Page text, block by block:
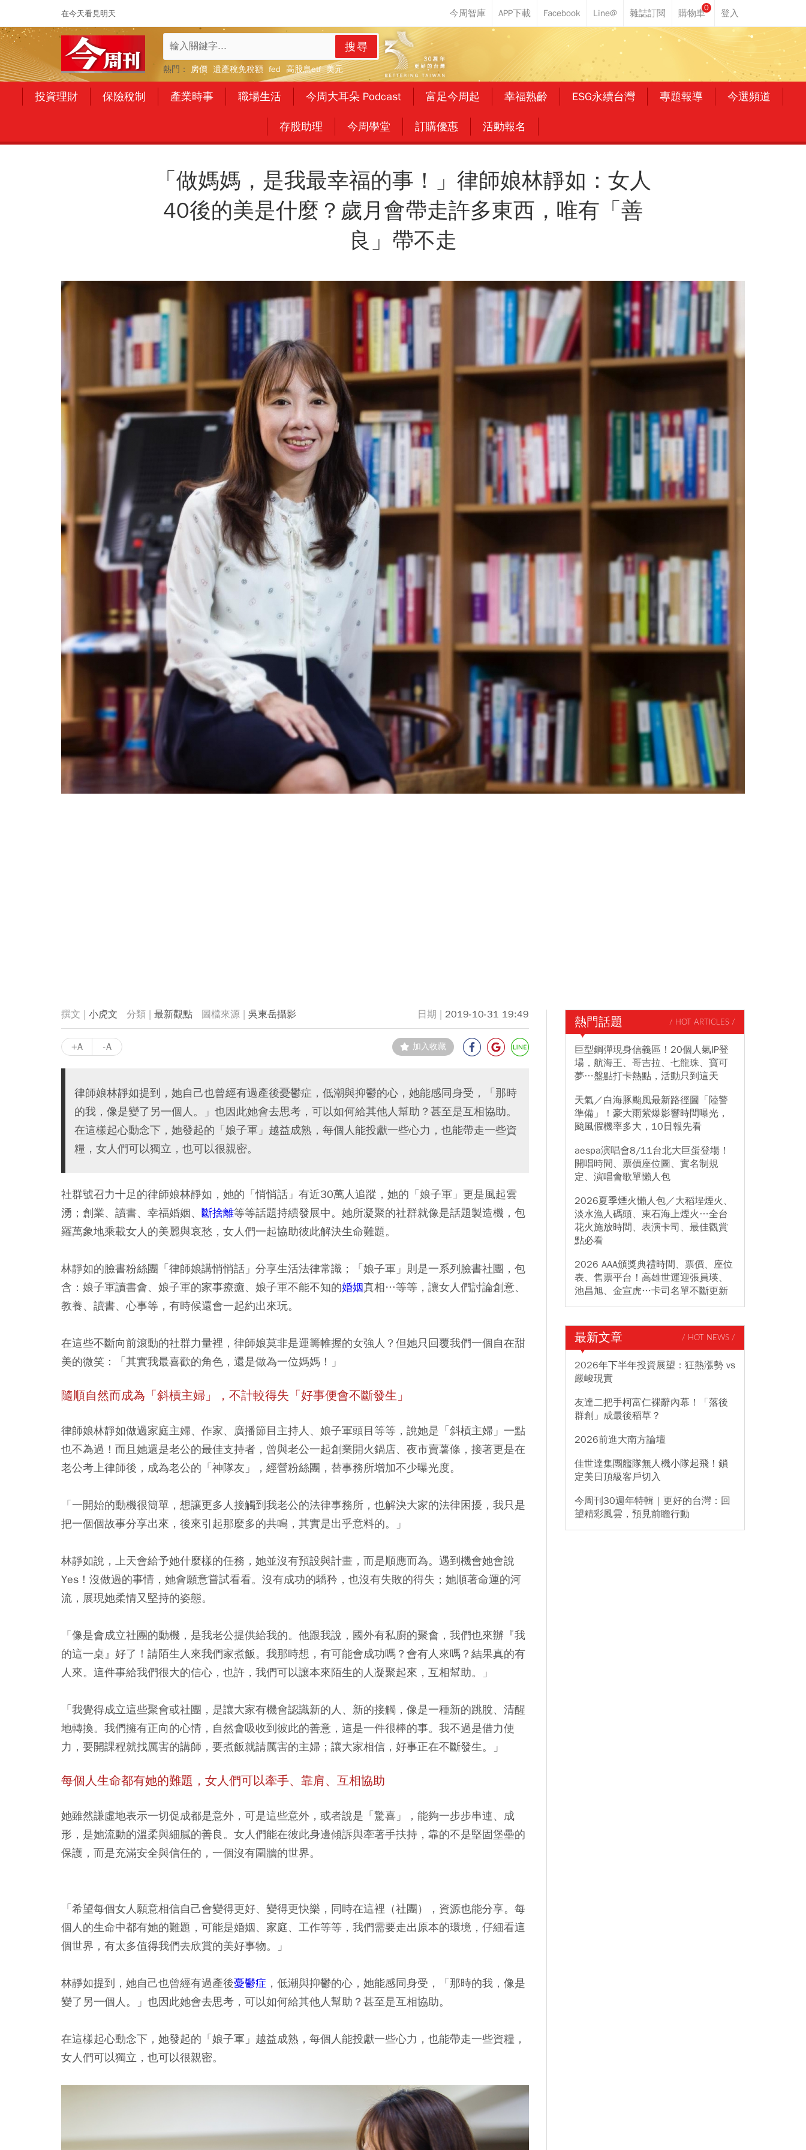
在今天看見明天
0
搜尋
熱門： 房價 遺產稅免稅額 fed 高股息etf 美元
投資理財 保險稅制 產業時事 職場生活 今周大耳朵 Podcast 富足今周起 幸福熟齡 ESG永續台灣 專題報導 今選頻道
存股助理 今周學堂 訂購優惠 活動報名
「做媽媽，是我最幸福的事！」律師娘林靜如：女人
40後的美是什麼？歲月會帶走許多東西，唯有「善
良」帶不走
小虎文 最新觀點 吳東岳攝影 2019-10-31 19:49
+A -A 加入收藏
律師娘林靜如提到，她自己也曾經有過產後憂鬱症，低潮與抑鬱的心，她能感同身受，「那時
的我，像是變了另一個人。」也因此她會去思考，可以如何給其他人幫助？甚至是互相協助。
在這樣起心動念下，她發起的「娘子軍」越益成熟，每個人能投獻一些心力，也能帶走一些資
糧，女人們可以獨立，也可以很親密。
社群號召力十足的律師娘林靜如，她的「悄悄話」有近30萬人追蹤，她的「娘子軍」更是風起雲
湧；創業、讀書、幸福婚姻、 斷捨離等等話題持續發展中。她所凝聚的社群就像是話題製造機，包
羅萬象地乘載女人的美麗與哀愁，女人們一起協助彼此解決生命難題。
林靜如的臉書粉絲團「律師娘講悄悄話」分享生活法律常識；「娘子軍」則是一系列臉書社團，包
含：娘子軍讀書會、娘子軍的家事療癒、娘子軍不能不知的婚姻真相…等等，讓女人們討論創意、
教養、讀書、心事等，有時候還會一起約出來玩。
在這些不斷向前滾動的社群力量裡，律師娘莫非是運籌帷握的女強人？但她只回覆我們一個自在甜
美的微笑：「其實我最喜歡的角色，還是做為一位媽媽！」
隨順自然而成為「斜槓主婦」，不計較得失「好事便會不斷發生」
律師娘林靜如做過家庭主婦、作家、廣播節目主持人、娘子軍頭目等等，說她是「斜槓主婦」一點
也不為過！而且她還是老公的最佳支持者，曾與老公一起創業開火鍋店、夜市賣薯條，接著更是在
老公考上律師後，成為老公的「神隊友」，經營粉絲團，替事務所增加不少曝光度。
「一開始的動機很簡單，想讓更多人接觸到我老公的法律事務所，也解決大家的法律困擾，我只是
把一個個故事分享出來，後來引起那麼多的共鳴，其實是出乎意料的。」
林靜如說，上天會給予她什麼樣的任務，她並沒有預設與計畫，而是順應而為。遇到機會她會說
Yes！沒做過的事情，她會願意嘗試看看。沒有成功的驕矜，也沒有失敗的得失；她順著命運的河
流，展現她柔情又堅持的姿態。
「像是會成立社團的動機，是我老公提供給我的。他跟我說，國外有私廚的聚會，我們也來辦『我
的這一桌』好了！請陌生人來我們家煮飯。我那時想，有可能會成功嗎？會有人來嗎？結果真的有
人來。這件事給我們很大的信心，也許，我們可以讓本來陌生的人凝聚起來，互相幫助。」
「我覺得成立這些聚會或社團，是讓大家有機會認識新的人、新的接觸，像是一種新的跳脫、清醒
地轉換。我們擁有正向的心情，自然會吸收到彼此的善意，這是一件很棒的事。我不過是借力使
力，要開課程就找厲害的講師，要煮飯就請厲害的主婦；讓大家相信，好事正在不斷發生。」
每個人生命都有她的難題，女人們可以牽手、靠肩、互相協助
她雖然謙虛地表示一切促成都是意外，可是這些意外，或者說是「驚喜」，能夠一步步串連、成
形，是她流動的溫柔與細膩的善良。女人們能在彼此身邊傾訴與牽著手扶持，靠的不是堅固堡壘的
保護，而是充滿安全與信任的，一個沒有圍牆的世界。
「希望每個女人願意相信自己會變得更好、變得更快樂，同時在這裡（社團），資源也能分享。每
個人的生命中都有她的難題，可能是婚姻、家庭、工作等等，我們需要走出原本的環境，仔細看這
個世界，有太多值得我們去欣賞的美好事物。」
林靜如提到，她自己也曾經有過產後憂鬱症 ，低潮與抑鬱的心，她能感同身受，「那時的我，像是
變了另一個人。」也因此她會去思考，可以如何給其他人幫助？甚至是互相協助。
在這樣起心動念下，她發起的「娘子軍」越益成熟，每個人能投獻一些心力，也能帶走一些資糧，
女人們可以獨立，也可以很親密。
熱門話題 / HOT ARTICLES /
巨型鋼彈現身信義區！20個人氣IP登
場，航海王、哥吉拉、七龍珠、寶可
夢…盤點打卡熱點，活動只到這天
天氣／白海豚颱風最新路徑圖「陸警
準備」！豪大雨紫爆影響時間曝光，
颱風假機率多大，10日報先看
aespa演唱會8/11台北大巨蛋登場！
開唱時間、票價座位圖、實名制規
定、演唱會歌單懶人包
2026夏季煙火懶人包／大稻埕煙火、
淡水漁人碼頭、東石海上煙火…全台
花火施放時間、表演卡司、最佳觀賞
點必看
2026 AAA頒獎典禮時間、票價、座位
表、售票平台！高雄世運迎張員瑛、
池昌旭、金宣虎…卡司名單不斷更新
最新文章 / HOT NEWS /
2026年下半年投資展望：狂熱漲勢 vs
嚴峻現實
友達二把手柯富仁裸辭內幕！「落後
群創」成最後稻草？
2026前進大南方論壇
佳世達集團艦隊無人機小隊起飛！鎖
定美日頂級客戶切入
今周刊30週年特輯｜更好的台灣：回
望精彩風雲，預見前瞻行動